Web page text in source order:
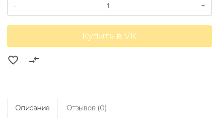
- +
Купить в VK
favorite_border compare_arrows
Описание Отзывов (0)